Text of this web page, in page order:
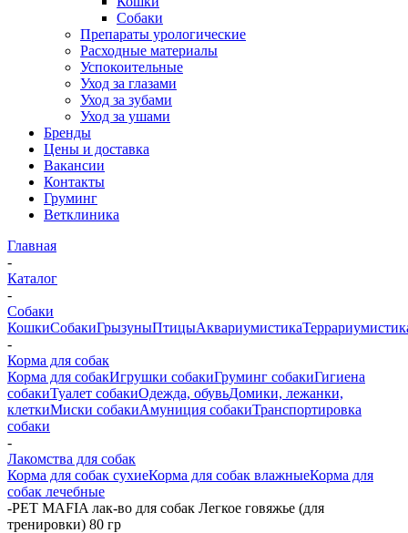
Собаки
Препараты урологические
Расходные материалы
Успокоительные
Уход за глазами
Уход за зубами
Уход за ушами
Бренды
Цены и доставка
Вакансии
Контакты
Груминг
Ветклиника
Главная
-
Каталог
-
Собаки
КошкиСобакиГрызуныПтицыАквариумистика
-
Корма для собак
Корма для собакИгрушки собакиГруминг собакиГигиена
собакиТуалет собакиОдежда, обувьДомики, лежанки,
клеткиМиски собакиАмуниция собакиТранспортировка
собаки
-
Лакомства для собак
Корма для собак сухиеКорма для собак влажныеКорма для
собак лечебные
-PET MAFIA лак-во для собак Легкое говяжье (для
тренировки) 80 гр